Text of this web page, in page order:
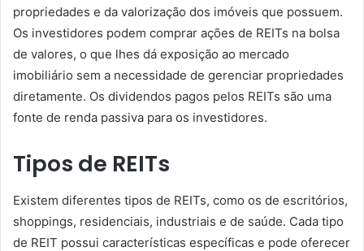
propriedades e da valorização dos imóveis que possuem.
Os investidores podem comprar ações de REITs na bolsa
de valores, o que lhes dá exposição ao mercado
imobiliário sem a necessidade de gerenciar propriedades
diretamente. Os dividendos pagos pelos REITs são uma
fonte de renda passiva para os investidores.
Tipos de REITs
Existem diferentes tipos de REITs, como os de escritórios,
shoppings, residenciais, industriais e de saúde. Cada tipo
de REIT possui características específicas e pode oferecer